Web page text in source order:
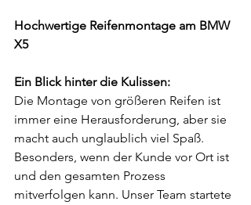
Hochwertige Reifenmontage am BMW
X5
Ein Blick hinter die Kulissen:
Die Montage von größeren Reifen ist
immer eine Herausforderung, aber sie
macht auch unglaublich viel Spaß.
Besonders, wenn der Kunde vor Ort ist
und den gesamten Prozess
mitverfolgen kann. Unser Team startete